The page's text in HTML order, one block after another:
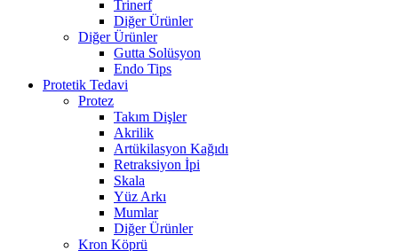
Trinerf
Diğer Ürünler
Diğer Ürünler
Gutta Solüsyon
Endo Tips
Protetik Tedavi
Protez
Takım Dişler
Akrilik
Artükilasyon Kağıdı
Retraksiyon İpi
Skala
Yüz Arkı
Mumlar
Diğer Ürünler
Kron Köprü